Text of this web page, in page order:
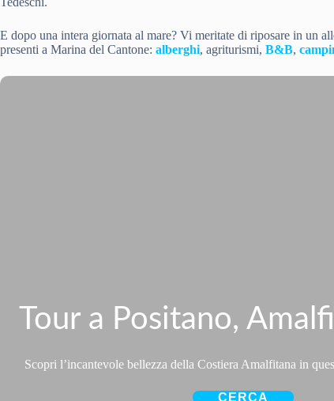
E dopo una intera giornata al mare? Vi meritate di riposare in un
presenti a Marina del Cantone: alberghi, agriturismi, B&B,
Tour a Positano,
Scopri l’incantevole bellezza della Costiera Amalfitana in
CERCA